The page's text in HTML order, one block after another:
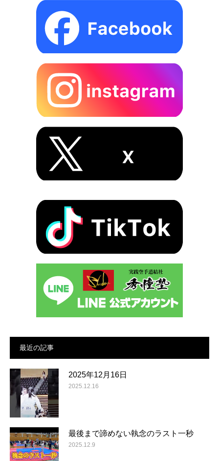
最近の記事
2025年12月16日
2025.12.16
最後まで諦めない執念のラスト一秒
2025.12.9